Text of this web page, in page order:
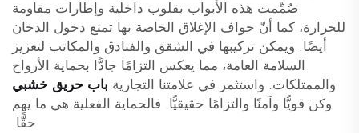
صُمِّمت هذه الأبواب بقلوب داخلية وإطارات مقاومة
للحرارة، كما أنّ حواف الإغلاق الخاصة بها تمنع دخول الدخان
أيضًا. ويمكن تركيبها في الشقق والفنادق والمكاتب لتعزيز
السلامة العامة، مما يعكس التزامًا جادًّا بحماية الأرواح
والممتلكات. واستثمر في علامتنا التجارية باب حريق خشبي
وكن قويًّا وآمنًا والتزامًا حقيقيًّا. فالحماية الفعلية هي ما يهم
حقًّا.